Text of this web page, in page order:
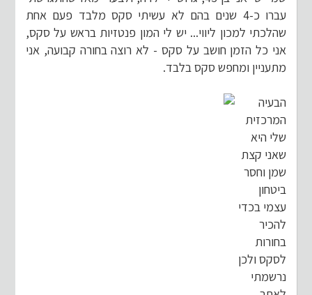
עברו כ-4 שנים בהם לא עשיתי סקס מלבד פעם אחת
שהלכתי למכון ליווי... יש לי המון פנטזיות בראש על סקס,
אני כל הזמן חושב על סקס - לא רוצה בחורה קבועה, אני
מתעניין ומחפש סקס בלבד.
הבעיה
המרכזית
שלי היא
שאני קצת
שמן וחסר
ביטחון
עצמי בכדי
להכיר
בחורות
לסקס ולכן
נרשמתי